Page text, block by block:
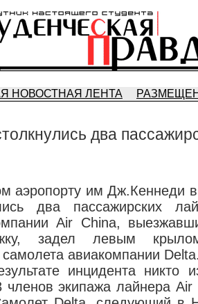
НОВОСТНАЯ ЛЕНТА
два
аэропорту им Дж.Кеннеди
два пассажирских
Air China,
задел левым
самолета авиакомпании
инцидента никто
членов экипажа лайнера Air